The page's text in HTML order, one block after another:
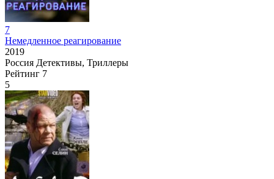
7
Немедленное реагирование
2019
Россия Детективы, Триллеры
Рейтинг 7
5